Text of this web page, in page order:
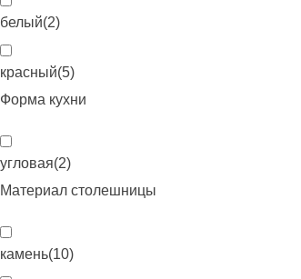
белый(2)
красный(5)
Форма кухни
угловая(2)
Материал столешницы
камень(10)